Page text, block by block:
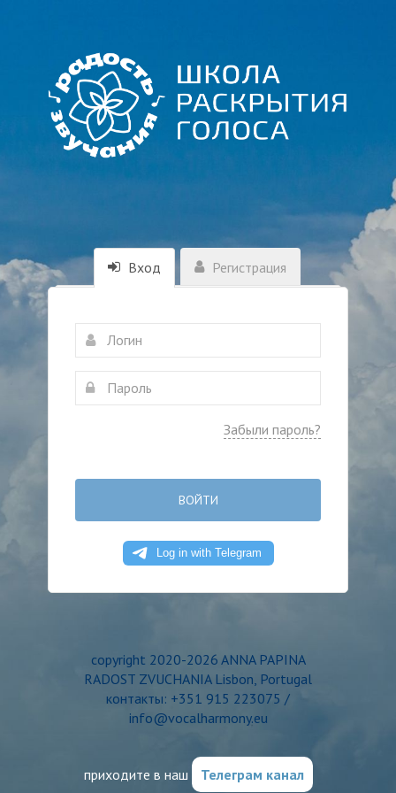
Вход Регистрация
Забыли пароль?
ВОЙТИ
copyright 2020-2026 ANNA PAPINA
RADOST ZVUCHANIA Lisbon, Portugal
контакты: +351 915 223075 /
info@vocalharmony.eu
приходите в наш Телеграм канал